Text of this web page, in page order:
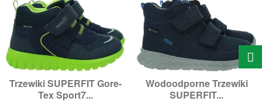
Trzewiki SUPERFIT Gore-
Tex Sport7...
Wodoodporne Trzewiki
SUPERFIT...